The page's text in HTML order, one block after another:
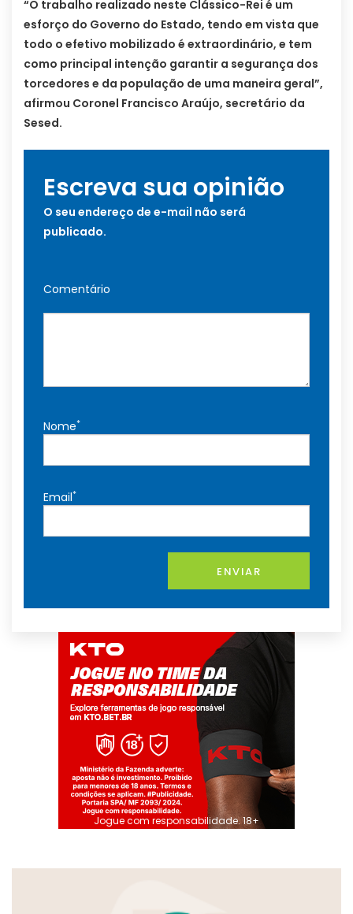
“O trabalho realizado neste Clássico-Rei é um
esforço do Governo do Estado, tendo em vista que
todo o efetivo mobilizado é extraordinário, e tem
como principal intenção garantir a segurança dos
torcedores e da população de uma maneira geral”,
afirmou Coronel Francisco Araújo, secretário da
Sesed.
Escreva sua opinião
O seu endereço de e-mail não será
publicado.
Comentário
Nome*
Email*
ENVIAR
Jogue com responsabilidade. 18+